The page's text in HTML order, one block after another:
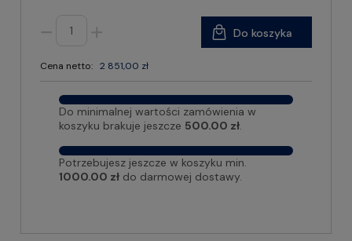
Cena netto: 2 851,00 zł
Do koszyka
Do minimalnej wartości zamówienia w
koszyku brakuje jeszcze 500.00 zł.
Potrzebujesz jeszcze w koszyku min.
1000.00 zł do darmowej dostawy.